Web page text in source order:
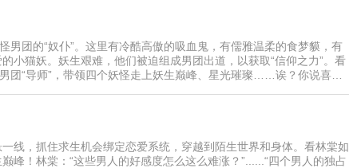
男团的“奴仆”。这里有冷酷高傲的吸血鬼，有儒雅温柔的食梦貘，有
小猫妖。妖生艰难，他们被迫组成男团出道，以获取“信仰之力”。看
团“导师”，带领四个妖怪走上妖生巅峰、星光璀璨……诶？你说喜欢
线，抓住求生机会绑定恋爱系统，穿越到陌生世界和身体。看林棠如
峰！林棠：“这些男人的好感度怎么这么难涨？”......“四个男人的独占